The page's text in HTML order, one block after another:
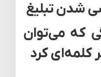
شدن تبلیغ
که می‌توان
کلمه‌ای کرد